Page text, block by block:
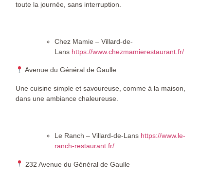
toute la journée, sans interruption.
Chez Mamie – Villard-de-
Lans https://www.chezmamierestaurant.fr/
Avenue du Général de Gaulle
Une cuisine simple et savoureuse, comme à la maison,
dans une ambiance chaleureuse.
Le Ranch – Villard-de-Lans https://www.le-
ranch-restaurant.fr/
232 Avenue du Général de Gaulle